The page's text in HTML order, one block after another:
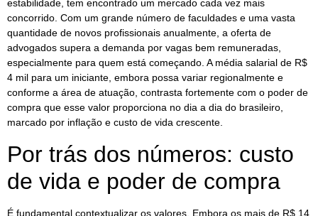
estabilidade, tem encontrado um mercado cada vez mais
concorrido. Com um grande número de faculdades e uma vasta
quantidade de novos profissionais anualmente, a oferta de
advogados supera a demanda por vagas bem remuneradas,
especialmente para quem está começando. A média salarial de R$
4 mil para um iniciante, embora possa variar regionalmente e
conforme a área de atuação, contrasta fortemente com o poder de
compra que esse valor proporciona no dia a dia do brasileiro,
marcado por inflação e custo de vida crescente.
Por trás dos números: custo
de vida e poder de compra
É fundamental contextualizar os valores. Embora os mais de R$ 14